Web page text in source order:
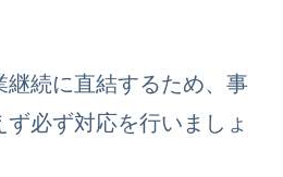
継続に直結するため、事
必ず対応を行いましょ